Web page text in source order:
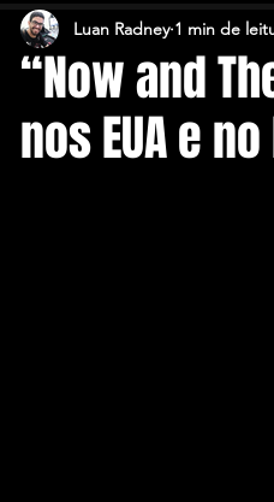
“Now and
nos EUA e
Luan Radney 1 min de